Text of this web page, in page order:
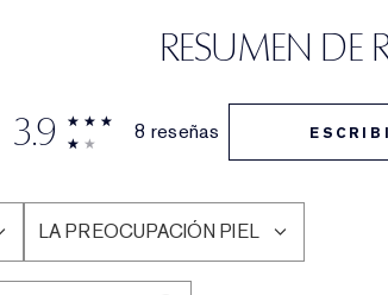
RESUMEN DE
3.9
8 reseñas
LA PREOCUPACIÓN PIEL
FILTRAR
RESEÑAS